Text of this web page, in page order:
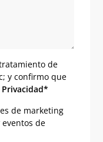
de
y confirmo que
de marketing
de